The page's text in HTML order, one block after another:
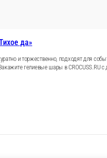
белые «Тихое да»
смотрятся аккуратно и
помолвки, выписки из